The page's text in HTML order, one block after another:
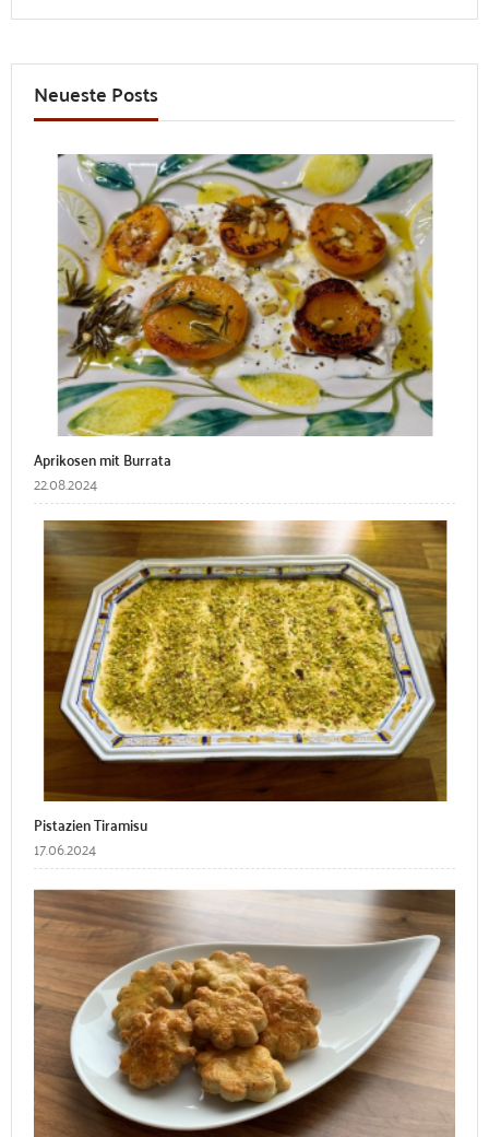
Neueste Posts
Aprikosen mit Burrata
22.08.2024
Pistazien Tiramisu
17.06.2024